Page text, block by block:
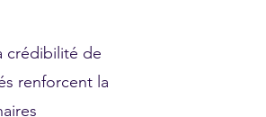
crédibilité de
renforcent la